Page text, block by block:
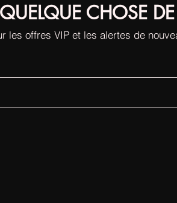
QUELQUE CHOSE
les offres VIP et les alertes de